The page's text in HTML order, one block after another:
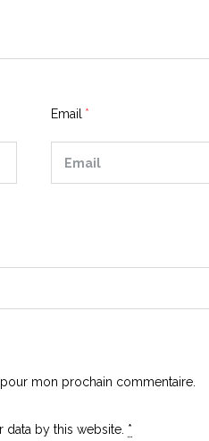
Email
mon prochain commentaire.
data by this website. *